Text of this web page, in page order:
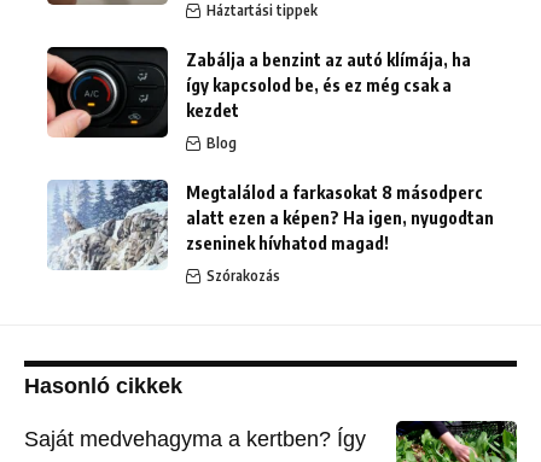
Háztartási tippek
Zabálja a benzint az autó klímája, ha
így kapcsolod be, és ez még csak a
kezdet
Blog
Megtalálod a farkasokat 8 másodperc
alatt ezen a képen? Ha igen, nyugodtan
zseninek hívhatod magad!
Szórakozás
Hasonló cikkek
Saját medvehagyma a kertben? Így